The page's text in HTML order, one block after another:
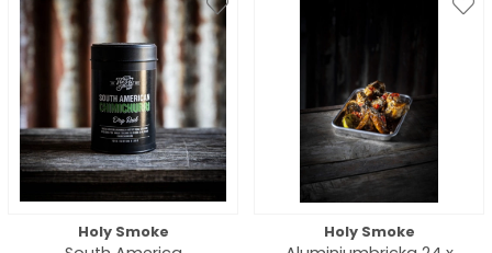
Holy Smoke Holy Smoke